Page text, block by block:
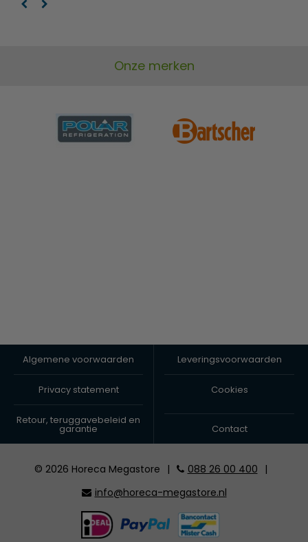
Onze merken
Algemene voorwaarden Leveringsvoorwaarden
Privacy statement Cookies
Retour, teruggavebeleid en
garantie Contact
© 2026 Horeca Megastore | 088 26 00 400
|
info@horeca-megastore.nl